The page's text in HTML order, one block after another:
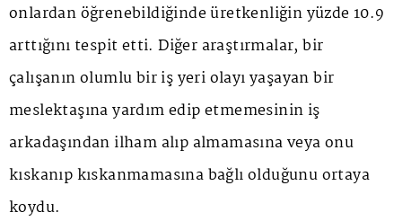
onlardan öğrenebildiğinde üretkenliğin yüzde 10.9
arttığını tespit etti. Diğer araştırmalar, bir
çalışanın olumlu bir iş yeri olayı yaşayan bir
meslektaşına yardım edip etmemesinin iş
arkadaşından ilham alıp almamasına veya onu
kıskanıp kıskanmamasına bağlı olduğunu ortaya
koydu.